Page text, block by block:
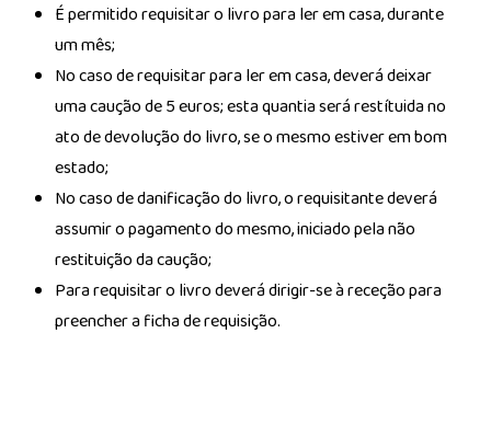
É permitido requisitar o livro para ler em casa, durante
um mês;
No caso de requisitar para ler em casa, deverá deixar
uma caução de 5 euros; esta quantia será restítuida no
ato de devolução do livro, se o mesmo estiver em bom
estado;
No caso de danificação do livro, o requisitante deverá
assumir o pagamento do mesmo, iniciado pela não
restituição da caução;
Para requisitar o livro deverá dirigir-se à receção para
preencher a ficha de requisição.